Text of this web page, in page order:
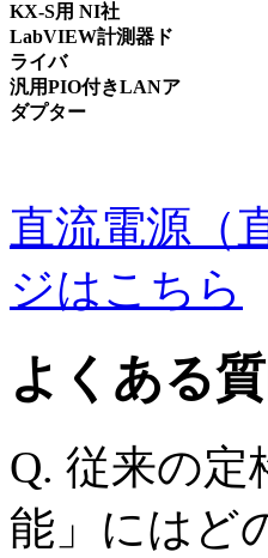
KX-S用 NI社
LabVIEW計測器ド
ライバ
汎用PIO付きLANア
ダプター
直流電源（
ジはこちら
よくある
Q. 従来の定
能」にはど